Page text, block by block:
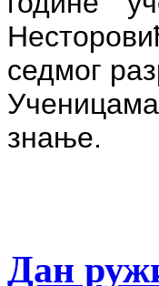
седмог
знање.
Дан